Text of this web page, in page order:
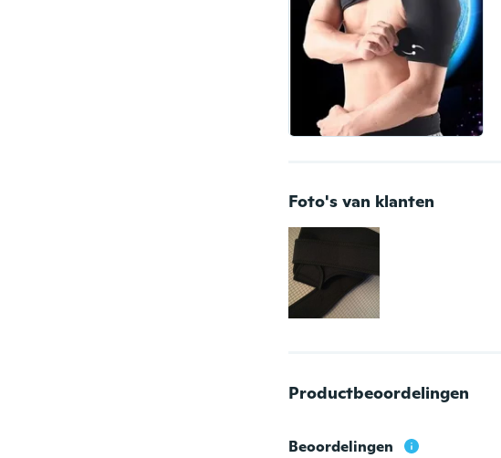
Foto's van klanten
Productbeoordelingen
Beoordelingen